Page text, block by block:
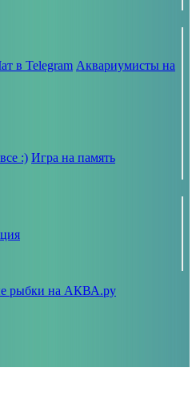
в Telegram Аквариумисты на
:) Игра на память